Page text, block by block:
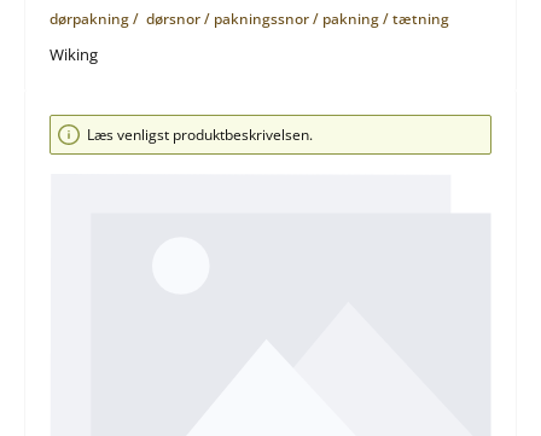
dørpakning / dørsnor / pakningssnor / pakning / tætning
Wiking
Spring over billedgalleri
Læs venligst produktbeskrivelsen.